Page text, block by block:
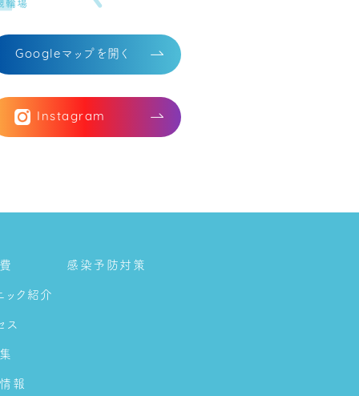
Google マップを開く
Instagram
ック紹介
ス
報
感染予防対策